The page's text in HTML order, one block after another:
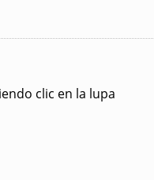
clic en la lupa